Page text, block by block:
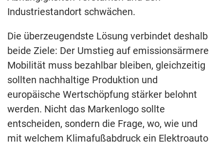
Industriestandort schwächen.
Die überzeugendste Lösung verbindet deshalb
beide Ziele: Der Umstieg auf emissionsärmere
Mobilität muss bezahlbar bleiben, gleichzeitig
sollten nachhaltige Produktion und
europäische Wertschöpfung stärker belohnt
werden. Nicht das Markenlogo sollte
entscheiden, sondern die Frage, wo, wie und
mit welchem Klimafußabdruck ein Elektroauto